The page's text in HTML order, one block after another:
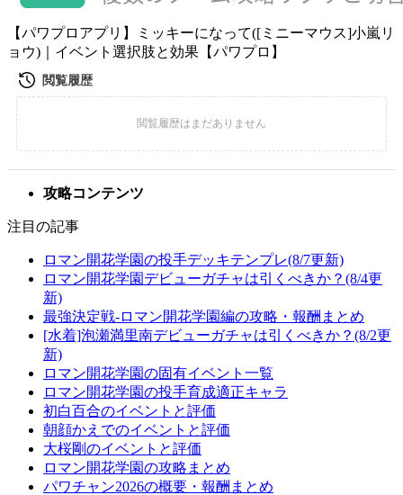
【パワプロアプリ】ミッキーになって([ミニーマウス]小嵐リ
ョウ)｜イベント選択肢と効果【パワプロ】
攻略コンテンツ
注目の記事
ロマン開花学園の投手デッキテンプレ(8/7更新)
ロマン開花学園デビューガチャは引くべきか？(8/4更
新)
最強決定戦-ロマン開花学園編の攻略・報酬まとめ
[水着]泡瀬満里南デビューガチャは引くべきか？(8/2更
新)
ロマン開花学園の固有イベント一覧
ロマン開花学園の投手育成適正キャラ
初白百合のイベントと評価
朝顔かえでのイベントと評価
大桜剛のイベントと評価
ロマン開花学園の攻略まとめ
パワチャン2026の概要・報酬まとめ